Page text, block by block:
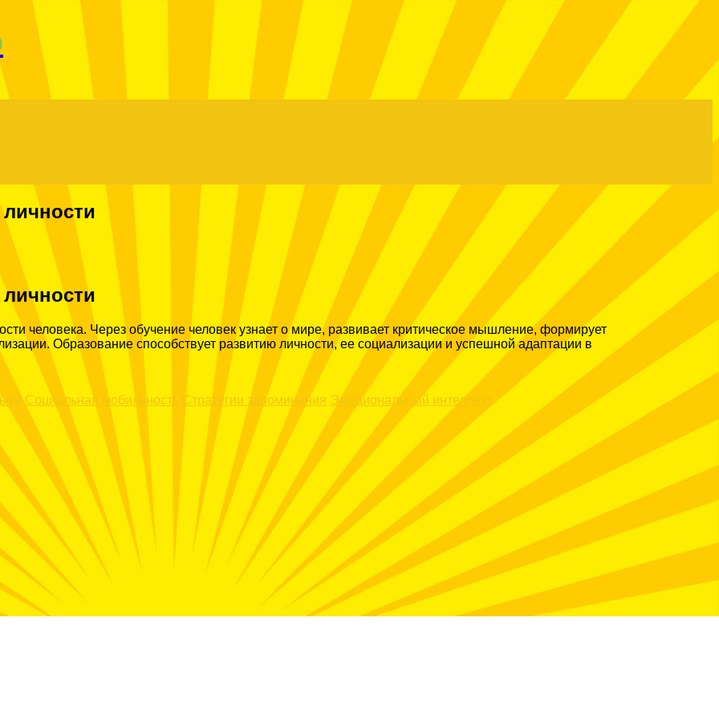
человека. Через обучение человек узнает о мире, развивает критическое мышление, формирует
Образование способствует развитию личности, ее социализации и успешной адаптации в
Социальная мобильность Стратегии запоминания Эмоциональный интеллект